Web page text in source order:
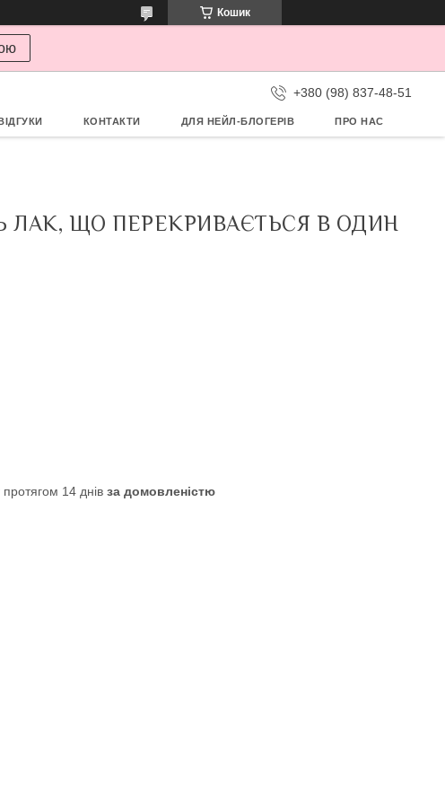
Кошик
+380 (98) 837-48-51
КОНТАКТИ ДЛЯ НЕЙЛ-БЛОГЕРІВ ПРО НАС
ЛАК, ЩО ПЕРЕКРИВАЄТЬСЯ В ОДИН
14 днів за домовленістю